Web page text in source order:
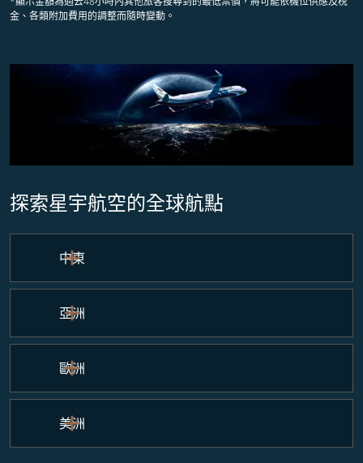
金、各類附加費用的調整而隨時變動。
探索星宇航空的全球航點
中東
亞洲
歐洲
美洲